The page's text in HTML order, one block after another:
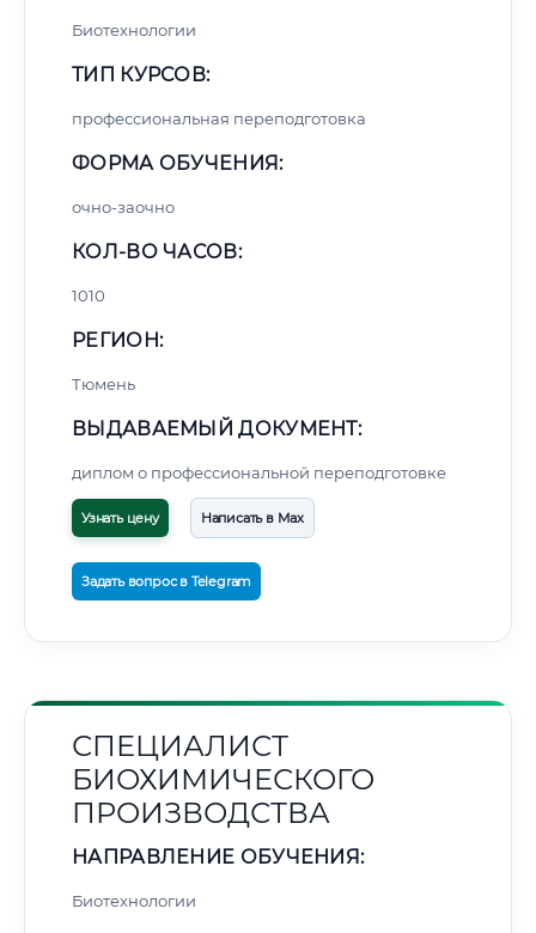
Биотехнологии
ТИП КУРСОВ:
профессиональная переподготовка
ФОРМА ОБУЧЕНИЯ:
очно-заочно
КОЛ-ВО ЧАСОВ:
1010
РЕГИОН:
Тюмень
ВЫДАВАЕМЫЙ ДОКУМЕНТ:
диплом о профессиональной переподготовке
Узнать цену Написать в Max
Задать вопрос в Telegram
СПЕЦИАЛИСТ
БИОХИМИЧЕСКОГО
ПРОИЗВОДСТВА
НАПРАВЛЕНИЕ ОБУЧЕНИЯ:
Биотехнологии